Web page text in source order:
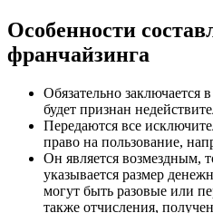
Особенности
франчайзинга
Обязательно заключается
будет признан
Передаются все
право на пользование,
Он является возмездным,
указывается размер
могут быть разовые или
также отчисления,